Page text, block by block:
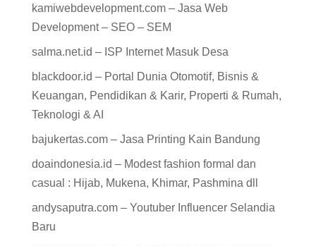
kamiwebdevelopment.com – Jasa Web
Development – SEO – SEM
salma.net.id – ISP Internet Masuk Desa
blackdoor.id – Portal Dunia Otomotif, Bisnis &
Keuangan, Pendidikan & Karir, Properti & Rumah,
Teknologi & AI
bajukertas.com – Jasa Printing Kain Bandung
doaindonesia.id – Modest fashion formal dan
casual : Hijab, Mukena, Khimar, Pashmina dll
andysaputra.com – Youtuber Influencer Selandia
Baru